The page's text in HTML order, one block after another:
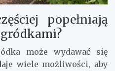
popełniają
może wydawać się
wiele możliwości, aby